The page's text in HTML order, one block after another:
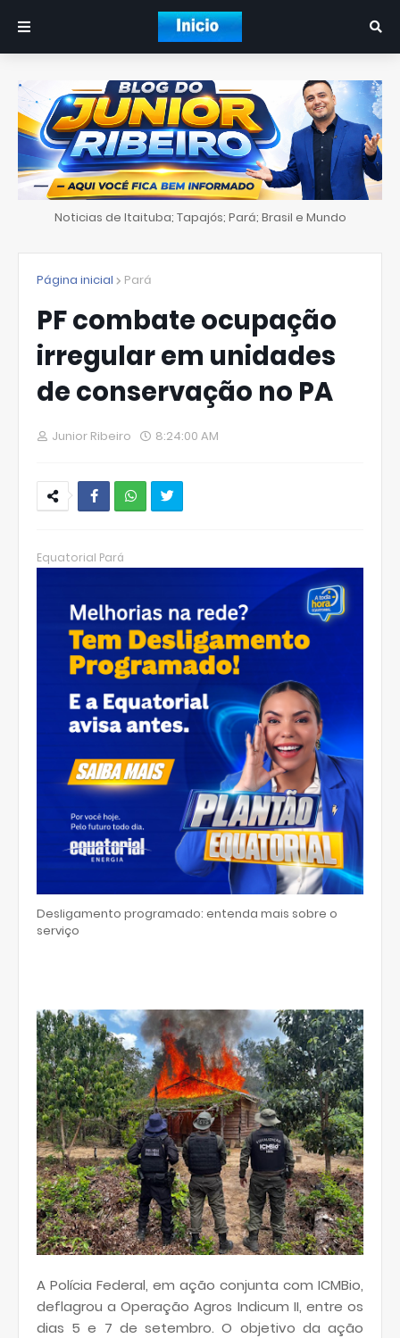
Noticias de Itaituba; Tapajós; Pará; Brasil e Mundo
Página inicial Pará
PF combate ocupação
irregular em unidades
de conservação no PA
Junior Ribeiro 8:24:00 AM
hats
p
Equatorial Pará
Desligamento programado: entenda mais sobre o
serviço
A Polícia Federal, em ação conjunta com ICMBio,
deflagrou a Operação Agros Indicum II, entre os
dias 5 e 7 de setembro. O objetivo da ação